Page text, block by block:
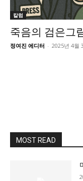
보도자료
정치
정
문
칼럼
죽음의 검은그
정여진 에디터 - 2025년 4월
MOST READ